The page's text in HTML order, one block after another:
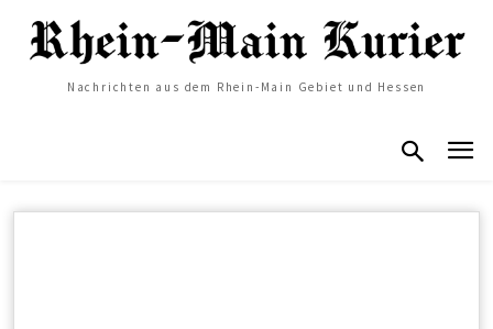
Nachrichten aus dem Rhein-Main Gebiet und Hessen